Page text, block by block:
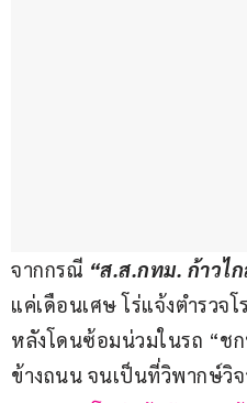
จากกรณี “ส.ส.กทม. ก้าวไ
แค่เดือนเศษ โร่แจ้งตำรวจ
หลังโดนซ้อมน่วมในรถ “ช
ข้างถนน จนเป็นที่วิพากษ์วิ